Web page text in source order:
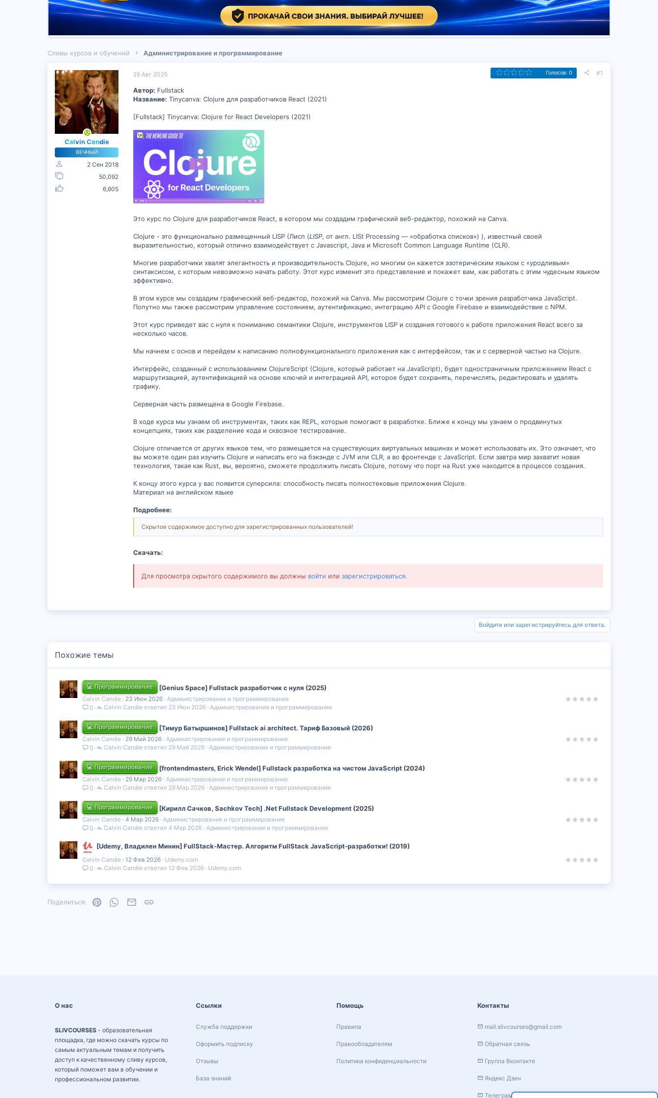
Сливы курсов и обучений Администрирование и программирование
Calvin Candie
ВЕЧНЫЙ
2 Сен 2018
50,092
6,605
29 Авг 2025 Голосов: 0 #1
Автор: Fullstack
Название: Tinycanva: Clojure для разработчиков React (2021)
[Fullstack] Tinycanva: Clojure for React Developers (2021)
Это курс по Clojure для разработчиков React, в котором мы создадим графический веб-редактор, похожий на Canva.
Clojure - это функционально размещенный LISP (Лисп (LISP, от англ. LISt Processing — «обработка списков») ), известный своей
выразительностью, который отлично взаимодействует с Javascript, Java и Microsoft Common Language Runtime (CLR).
Многие разработчики хвалят элегантность и производительность Clojure, но многим он кажется эзотерическим языком с «уродливым»
синтаксисом, с которым невозможно начать работу. Этот курс изменит это представление и покажет вам, как работать с этим чудесным языком
эффективно.
В этом курсе мы создадим графический веб-редактор, похожий на Canva. Мы рассмотрим Clojure с точки зрения разработчика JavaScript.
Попутно мы также рассмотрим управление состоянием, аутентификацию, интеграцию API с Google Firebase и взаимодействие с NPM.
Этот курс приведет вас с нуля к пониманию семантики Clojure, инструментов LISP и создания готового к работе приложения React всего за
несколько часов.
Мы начнем с основ и перейдем к написанию полнофункционального приложения как с интерфейсом, так и с серверной частью на Clojure.
Интерфейс, созданный с использованием ClojureScript (Clojure, который работает на JavaScript), будет одностраничным приложением React с
маршрутизацией, аутентификацией на основе ключей и интеграцией API, которое будет сохранять, перечислять, редактировать и удалять
графику.
Серверная часть размещена в Google Firebase.
В ходе курса мы узнаем об инструментах, таких как REPL, которые помогают в разработке. Ближе к концу мы узнаем о продвинутых
концепциях, таких как разделение кода и сквозное тестирование.
Clojure отличается от других языков тем, что размещается на существующих виртуальных машинах и может использовать их. Это означает, что
вы можете один раз изучить Clojure и написать его на бэкэнде с JVM или CLR, а во фронтенде с JavaScript. Если завтра мир захватит новая
технология, такая как Rust, вы, вероятно, сможете продолжить писать Clojure, потому что порт на Rust уже находится в процессе создания.
К концу этого курса у вас появится суперсила: способность писать полностековые приложения Clojure.
Материал на английском языке
Подробнее:
Скрытое содержимое доступно для зарегистрированных пользователей!
Скачать:
Для просмотра скрытого содержимого вы должны войти или зарегистрироваться.
Войдите или зарегистрируйтесь для ответа.
Похожие темы
💻 Программирование [Genius Space] Fullstack разработчик с нуля (2025)
Calvin Candie 23 Июн 2026 Администрирование и программирование
0
Администрирование и программирование
23 Июн 2026
Calvin Candie
💻 Программирование [Тимур Батыршинов] Fullstack ai architect. Тариф Базовый (2026)
Calvin Candie 29 Май 2026 Администрирование и программирование
0
Администрирование и программирование
29 Май 2026
Calvin Candie
💻 Программирование [frontendmasters, Erick Wendel] Fullstack разработка на чистом JavaScript (2024)
Calvin Candie 29 Мар 2026 Администрирование и программирование
0
Администрирование и программирование
29 Мар 2026
Calvin Candie
💻 Программирование [Кирилл Сачков, Sachkov Tech] .Net Fullstack Development (2025)
Calvin Candie 4 Мар 2026 Администрирование и программирование
0
Администрирование и программирование
4 Мар 2026
Calvin Candie
[Udemy, Владилен Минин] FullStack-Мастер. Алгоритм FullStack JavaScript-разработки! (2019)
Calvin Candie 12 Фев 2026
Udemy.com
0
Udemy.com
12 Фев 2026
Calvin Candie
Поделиться: PinterestWhatsAppЭлектронная почта
О нас
SLIVCOURSES - образовательная
площадка, где можно скачать курсы по
самым актуальным темам и получить
доступ к качественному сливу курсов,
который поможет вам в обучении и
профессиональном развитии.
Ссылки
Служба поддержки
Оформить подписку
Отзывы
База знаний
Помощь
Правила
Правообладателям
Политика конфиденциальности
Контакты
mail.slivcourses@gmail.com
Обратная связь
Группа Вконтакте
Яндекс Дзен
Телеграм канал